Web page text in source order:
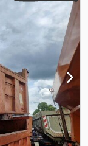
oldalfalakkal,
mm. Váz
mm. A
a műszaki
fenntartjuk!